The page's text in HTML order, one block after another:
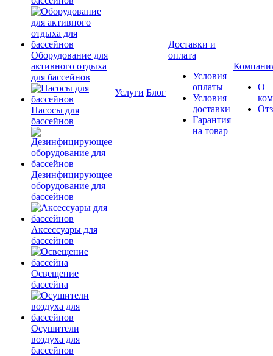
Оборудование для
активного отдыха
для бассейнов
Насосы для
бассейнов
Дезинфицирующее
оборудование для
бассейнов
Аксессуары для
бассейнов
Освещение
бассейна
Осушители
воздуха для
бассейнов
Услуги Блог
Доставки и
оплата
Условия
оплаты
Условия
доставки
Гарантия
на товар
О